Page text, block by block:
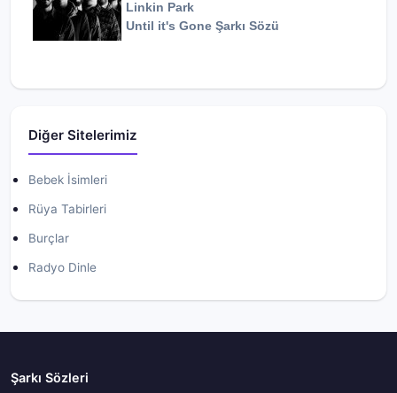
Linkin Park
Until it's Gone Şarkı Sözü
Diğer Sitelerimiz
Bebek İsimleri
Rüya Tabirleri
Burçlar
Radyo Dinle
Şarkı Sözleri